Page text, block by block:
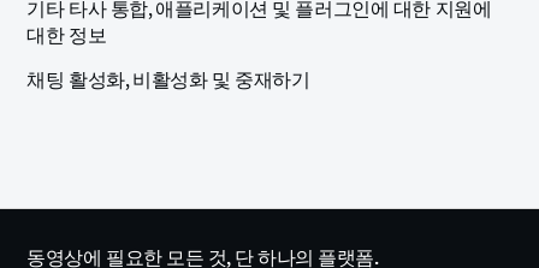
기타 타사 통합, 애플리케이션 및 플러그인에 대한 지원에
대한 정보
채팅 활성화, 비활성화 및 중재하기
동영상에 필요한 모든 것, 단 하나의 플랫폼.